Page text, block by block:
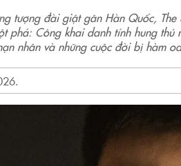
tượng đài giật gân Hàn Quốc, The
phá: Công khai danh tính hung
nhân và những cuộc đời bị hàm